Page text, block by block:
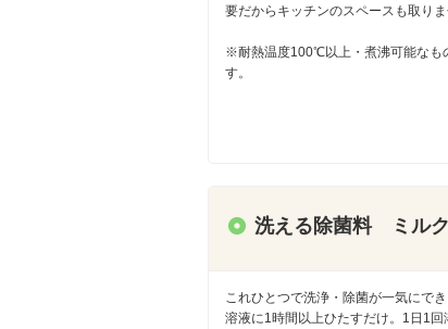
要だからキッチンのスペースも取りま
※耐熱温度100℃以上・煮沸可能なも
す。
洗える除菌料 ミル
これひとつで洗浄・除菌が一気にでき
溶液に1時間以上ひたすだけ。1日1回